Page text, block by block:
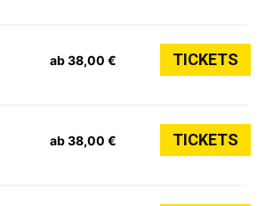
ab 38,00 € TICKETS
ab 38,00 € TICKETS